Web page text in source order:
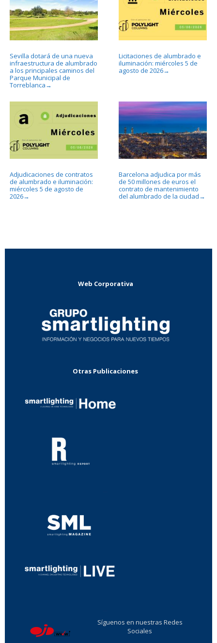
Sevilla dotará de una nueva
infraestructura de alumbrado
a los principales caminos del
Parque Municipal de
Torreblanca →
Licitaciones de alumbrado e
iluminación: miércoles 5 de
agosto de 2026→
Adjudicaciones de contratos
de alumbrado e iluminación:
miércoles 5 de agosto de
2026→
Barcelona adjudica por más
de 50 millones de euros el
contrato de mantenimiento
del alumbrado de la ciudad →
Web Corporativa
Otras Publicaciones
Síguenos en nuestras Redes
Sociales